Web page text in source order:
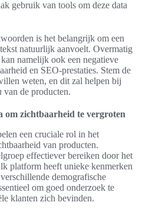
gebruik van tools om deze data
is het belangrijk om een
natuurlijk aanvoelt. Overmatig
namelijk ook een negatieve
en SEO-prestaties. Stem de
weten, en dit zal helpen bij
van de producten.
om zichtbaarheid te vergroten
een cruciale rol in het
van producten.
effectiever bereiken door het
platform heeft unieke kenmerken
demografische
om goed onderzoek te
klanten zich bevinden.